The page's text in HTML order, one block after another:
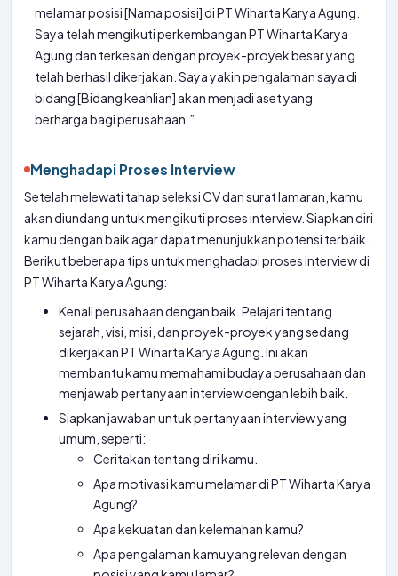
melamar posisi [Nama posisi] di PT Wiharta Karya Agung.
Saya telah mengikuti perkembangan PT Wiharta Karya
Agung dan terkesan dengan proyek-proyek besar yang
telah berhasil dikerjakan. Saya yakin pengalaman saya di
bidang [Bidang keahlian] akan menjadi aset yang
berharga bagi perusahaan.”
Menghadapi Proses Interview
Setelah melewati tahap seleksi CV dan surat lamaran, kamu
akan diundang untuk mengikuti proses interview. Siapkan diri
kamu dengan baik agar dapat menunjukkan potensi terbaik.
Berikut beberapa tips untuk menghadapi proses interview di
PT Wiharta Karya Agung:
Kenali perusahaan dengan baik. Pelajari tentang
sejarah, visi, misi, dan proyek-proyek yang sedang
dikerjakan PT Wiharta Karya Agung. Ini akan
membantu kamu memahami budaya perusahaan dan
menjawab pertanyaan interview dengan lebih baik.
Siapkan jawaban untuk pertanyaan interview yang
umum, seperti:
Ceritakan tentang diri kamu.
Apa motivasi kamu melamar di PT Wiharta Karya
Agung?
Apa kekuatan dan kelemahan kamu?
Apa pengalaman kamu yang relevan dengan